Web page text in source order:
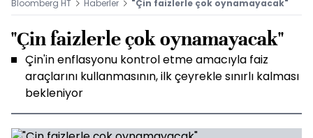
Bloomberg HT Haberler "Çin faizlerle çok oynamayacak"
"Çin faizlerle çok oynamayacak"
Çin'in enflasyonu kontrol etme amacıyla faiz
araçlarını kullanmasının, ilk çeyrekle sınırlı kalması
bekleniyor